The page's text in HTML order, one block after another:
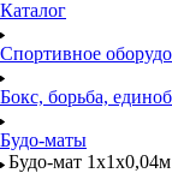
Каталог
Спортивное
Бокс, борьба,
Будо-маты
Будо-мат